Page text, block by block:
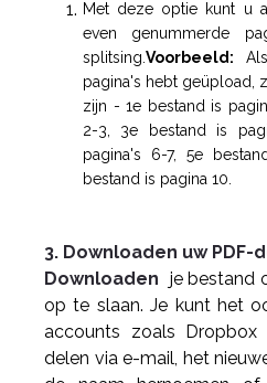
Met deze optie kunt u
even genummerde
splitsing.Voorbeeld:
pagina's hebt geüpload,
zijn - 1e bestand is
2-3, 3e bestand is
pagina's 6-7, 5e
bestand is pagina 10.
3. Downloaden uw PDF-
Downloaden je bestand
op te slaan. Je kunt het
accounts zoals
delen via e-mail, het